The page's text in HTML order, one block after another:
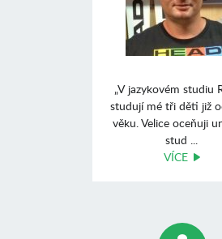
„V jazykovém studiu
studují mé tři děti již
věku. Velice oceňuji
stud ...
VÍCE